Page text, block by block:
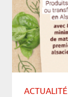
ACTUALITÉ